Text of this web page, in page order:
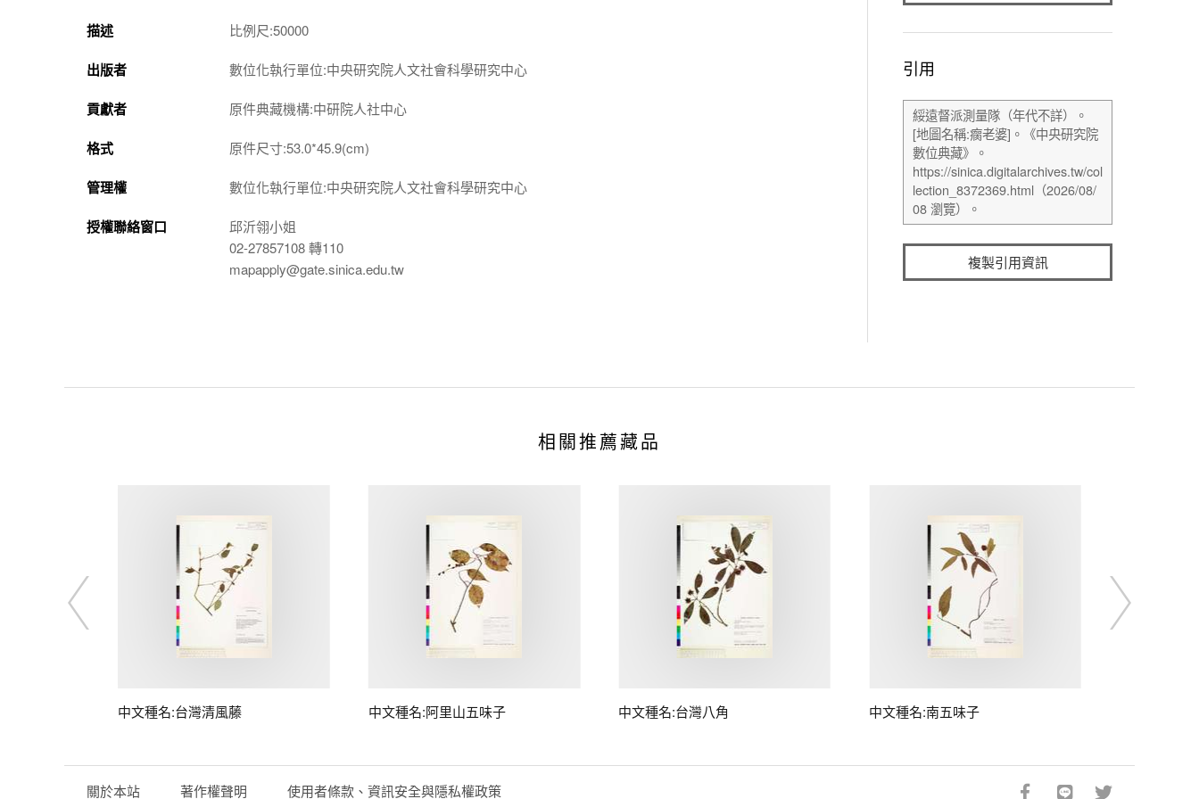
描述
比例尺:50000
出版者 數位化執行單位:中央研究院人文社會科學研究中心
貢獻者 原件典藏機構:中研院人社中心
格式 原件尺寸:53.0*45.9(cm)
管理權 數位化執行單位:中央研究院人文社會科學研究中心
授權聯絡窗口
邱沂翎小姐
02-27857108 轉110
mapapply@gate.sinica.edu.tw
引用
複製引用資訊
相關推薦藏品
中文種名:台灣清風藤 中文種名:阿里山五味子 中文種名:台灣八角 中文種名:南五味子
關於本站 著作權聲明 使用者條款、資訊安全與隱私權政策